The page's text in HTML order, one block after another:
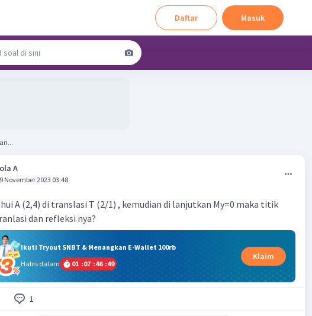
Daftar Masuk
A
November 2023 03:48
A (2,4) di translasi T (2/1) , kemudian di lanjutkan My=0 maka titik
dan refleksi nya?
Ikuti Tryout SNBT & Menangkan E-Wallet 100rb
Habis dalam
01 :07 :46 :48
Klaim
1